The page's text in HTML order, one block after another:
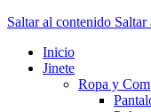
Saltar al contenido Saltar
Inicio
Jinete
Ropa y